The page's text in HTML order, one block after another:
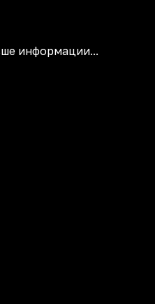
информации...